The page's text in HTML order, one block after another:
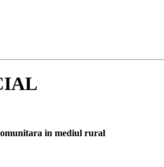
in mediul rural